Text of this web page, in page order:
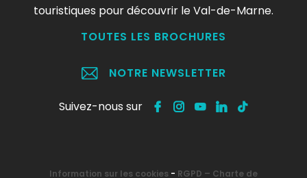
touristiques pour découvrir le Val-de-Marne.
TOUTES LES BROCHURES
NOTRE NEWSLETTER
Suivez-nous sur
Information sur les cookies - RGPD – Charte de